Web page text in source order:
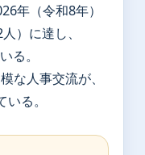
年（令和8年）
）に達し、
る。
な人事交流が、
る。